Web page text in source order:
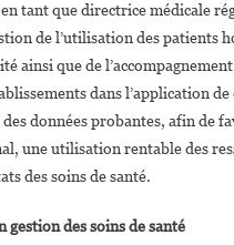
tant que directrice médicale
de l’utilisation des patients
ainsi que de
dans l’application
données probantes, afin de
une utilisation rentable des
des soins de santé.
gestion des soins de santé